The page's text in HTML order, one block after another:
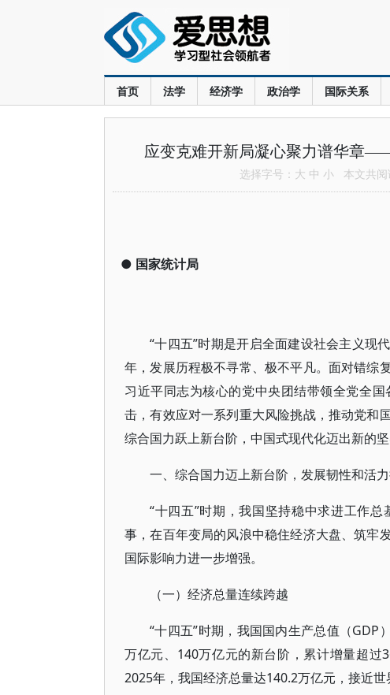
首页 法学 经济学 政治学 国际关系
应变克难开新局凝心聚力谱华章
选择字号： 大 中 小 本文共阅
● 国家统计局
“十四五”时期是开启全面建设社会主义现
年，发展历程极不寻常、极不平凡。面对错综
习近平同志为核心的党中央团结带领全党全
击，有效应对一系列重大风险挑战，推动党和
综合国力跃上新台阶，中国式现代化迈出新的
一、综合国力迈上新台阶，发展韧性和活
“十四五”时期，我国坚持稳中求进工作
事，在百年变局的风浪中稳住经济大盘、筑牢
国际影响力进一步增强。
（一）经济总量连续跨越
“十四五”时期，我国国内生产总值（GDP
万亿元、140万亿元的新台阶，累计增量超过
2025年，我国经济总量达140.2万亿元，接近